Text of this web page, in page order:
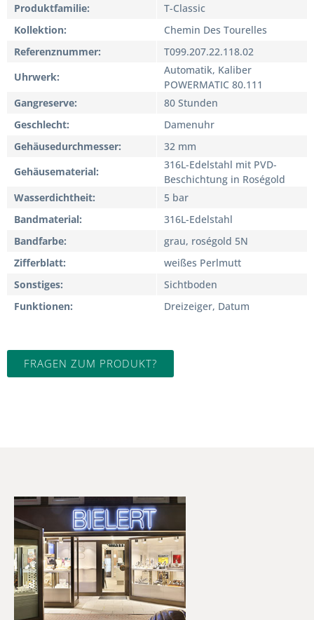
Produktfamilie
T-Classic
Kollektion
Chemin Des Tourelles
Referenznummer
T099.207.22.118.02
Uhrwerk
Automatik, Kaliber
POWERMATIC 80.111
Gangreserve
80 Stunden
Geschlecht
Damenuhr
Gehäusedurchmesser
32 mm
Gehäusematerial
316L-Edelstahl mit PVD-
Beschichtung in Roségold
Wasserdichtheit
5 bar
Bandmaterial
316L-Edelstahl
Bandfarbe
grau, roségold 5N
Zifferblatt
weißes Perlmutt
Sonstiges
Sichtboden
Funktionen
Dreizeiger, Datum
FRAGEN ZUM PRODUKT?